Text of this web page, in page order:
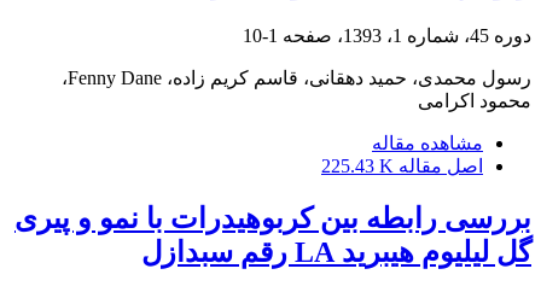
دوره 45، شماره 1، 1393، صفحه 1-10
رسول محمدی، حمید دهقانی، قاسم کریم زاده، Fenny Dane،
محمود اکرامی
مشاهده مقاله
اصل مقاله 225.43 K
بررسی رابطه بین کربوهیدرات با نمو و پیری
گل لیلیوم هیبرید LA رقم سبدازل